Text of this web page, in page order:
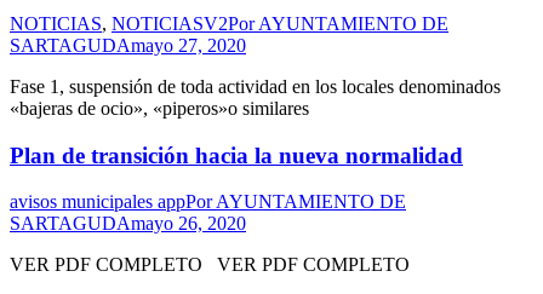
NOTICIAS, NOTICIASV2PorAYUNTAMIENTO DE
SARTAGUDAmayo 27, 2020
Fase 1, suspensión de toda actividad en los locales denominados
«bajeras de ocio», «piperos»o similares
Plan de transición hacia la nueva normalidad
avisos municipales appPorAYUNTAMIENTO DE
SARTAGUDAmayo 26, 2020
VER PDF COMPLETO VER PDF COMPLETO